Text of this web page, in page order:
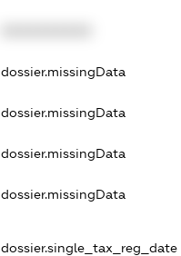
dossier.missingData
dossier.missingData
dossier.missingData
dossier.missingData
dossier.single_tax_reg_date -